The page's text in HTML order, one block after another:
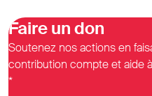
Faire un don
Soutenez nos actions en
contribution compte et aide
*